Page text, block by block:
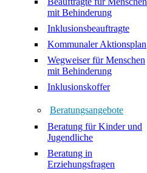
mit Behinderung
Inklusionsbeauftragte
Kommunaler Aktionsplan
Wegweiser für Menschen
mit Behinderung
Inklusionskoffer
Beratungsangebote
Beratung für Kinder und
Jugendliche
Beratung in
Erziehungsfragen